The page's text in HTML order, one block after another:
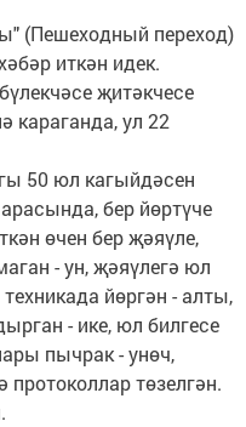
(Пешеходный переход)
иткән идек.
җитәкчесе
караганда, ул 22
50 юл кагыйдәсен
бер йөртүче
өчен бер җәяүле,
- ун, җәяүлегә юл
йөргән - алты,
- ике, юл билгесе
пычрак - унөч,
протоколлар төзелгән.